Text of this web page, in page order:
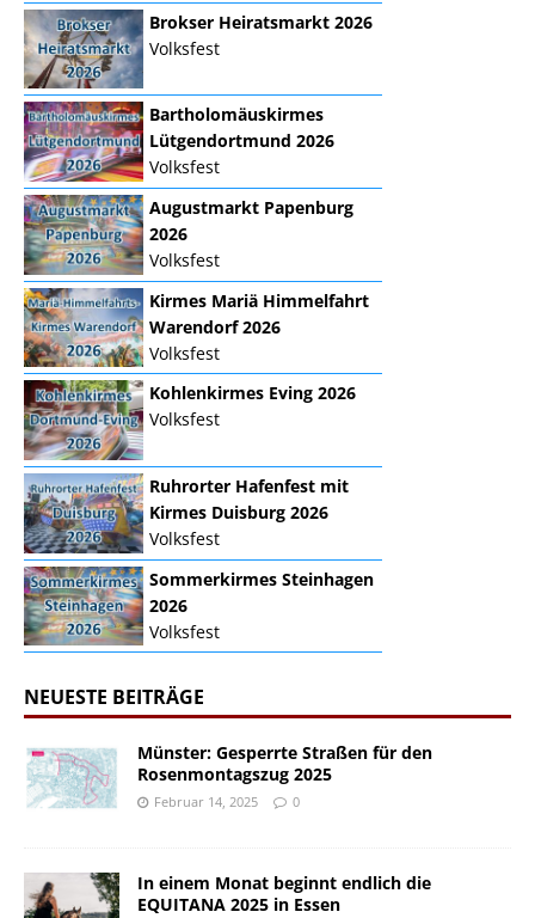
Brokser Heiratsmarkt 2026
Volksfest
Bartholomäuskirmes
Lütgendortmund 2026
Volksfest
Augustmarkt Papenburg
2026
Volksfest
Kirmes Mariä Himmelfahrt
Warendorf 2026
Volksfest
Kohlenkirmes Eving 2026
Volksfest
Ruhrorter Hafenfest mit
Kirmes Duisburg 2026
Volksfest
Sommerkirmes Steinhagen
2026
Volksfest
NEUESTE BEITRÄGE
Münster: Gesperrte Straßen für den
Rosenmontagszug 2025
Februar 14, 2025 0
In einem Monat beginnt endlich die
EQUITANA 2025 in Essen